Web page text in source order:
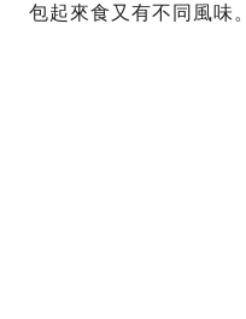
包起來食又有不同風味。